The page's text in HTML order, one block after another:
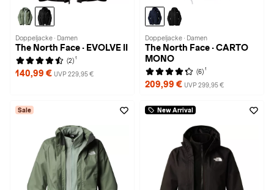
Doppeljacke · Damen
The North Face · EVOLVE II
(2) 1
140,99 € UVP 229,95 €
Doppeljacke · Damen
The North Face · CARTO
MONO
(6) 1
209,99 € UVP 299,95 €
Sale New Arrival